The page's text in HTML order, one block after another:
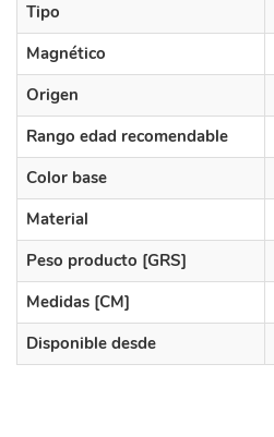
Tipo
Magnético
Origen
Rango edad recomendable
Color base
Material
Peso producto [GRS]
Medidas [CM]
Disponible desde